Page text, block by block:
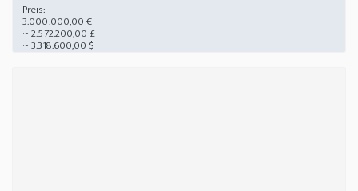
Preis:
3.000.000,00 €
~ 2.572.200,00 £
~ 3.318.600,00 $